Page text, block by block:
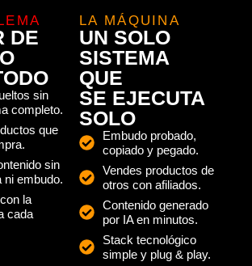
DE
sin
completo.
que
sin
ni embudo.
la
cada
LA MÁQUINA
UN SOLO
SISTEMA
QUE
SE EJECUTA
SOLO
Embudo probado,
copiado y pegado.
Vendes productos de
otros con afiliados.
Contenido generado
por IA en minutos.
Stack tecnológico
simple y plug & play.